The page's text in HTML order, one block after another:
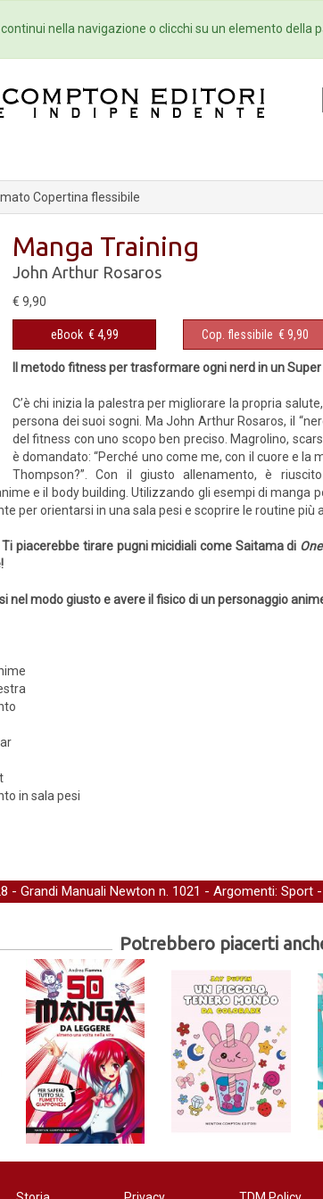
Eventi Collane
Copertina flessibile
Manga Training
John Arthur Rosaros
€ 9,90
eBook € 4,99 Cop. flessibile € 9,90
Il metodo fitness per trasformare ogni nerd in un
C’è chi inizia la palestra per migliorare la propria
persona dei suoi sogni. Ma John Arthur Rosaros, il
del fitness con uno scopo ben preciso. Magrolino,
è domandato: “Perché uno come me, con il cuore e la
Thompson?”. Con il giusto allenamento, è
e il body building. Utilizzando gli esempi di manga
per orientarsi in una sala pesi e scoprire le routine più
piacerebbe tirare pugni micidiali come Saitama di
nel modo giusto e avere il fisico di un personaggio
in sala pesi
- Grandi Manuali Newton n. 1021 - Argomenti: Sport -
Potrebbero piacerti
nella navigazione o clicchi su un elemento della